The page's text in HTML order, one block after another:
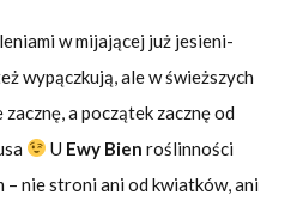
w mijającej już jesieni-
wypączkują, ale w świeższych
a początek zacznę od
U Ewy Bienroślinności
– nie stroni ani od kwiatków, ani